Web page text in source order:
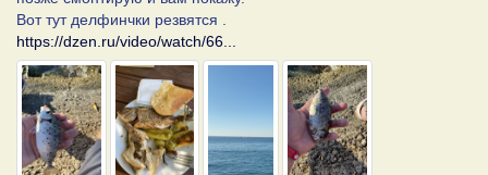
Вот тут делфинчки резвятся .
https://dzen.ru/video/watch/66...